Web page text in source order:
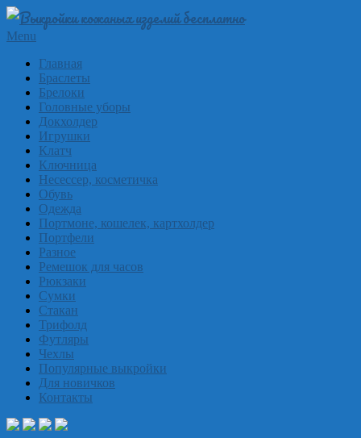
Skip
content
Выкройки
кожи
бесплатно
Skinpat
Primary
Menu
Menu
Главная
Браслеты
Брелоки
Головные уборы
Докхолдер
Игрушки
Клатч
Ключница
Несессер, косметичка
Обувь
Одежда
Портмоне, кошелек, картхолдер
Портфели
Разное
Ремешок для часов
Рюкзаки
Сумки
Стакан
Трифолд
Футляры
Чехлы
Популярные выкройки
Для новичков
Контакты